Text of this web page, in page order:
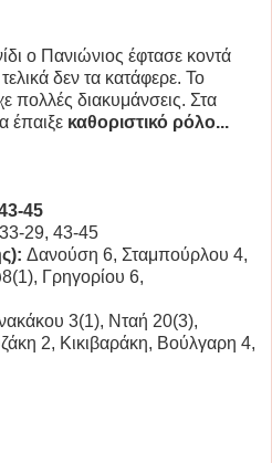
ο Πανιώνιος έφτασε κοντά
δεν τα κατάφερε. Το
πολλές διακυμάνσεις. Στα
έπαιξε καθοριστικό ρόλο...
45
29, 43-45
Δανούση 6, Σταμπούρλου 4,
Γρηγορίου 6,
3(1), Νταή 20(3),
2, Κικιβαράκη, Βούλγαρη 4,